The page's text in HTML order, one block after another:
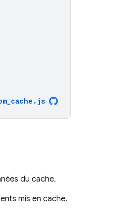
. js
du cache.
mis en cache.